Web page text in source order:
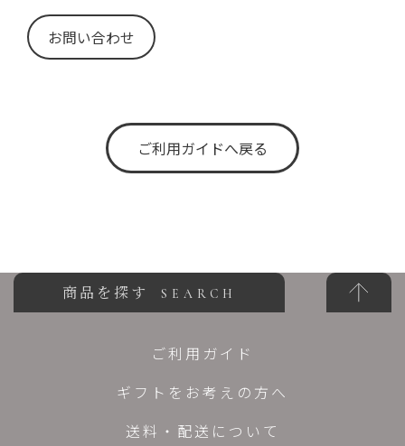
お問い合わせ
ご利用ガイドへ戻る
商品を探す SEARCH
ご利用ガイド
ギフトをお考えの方へ
送料・配送について